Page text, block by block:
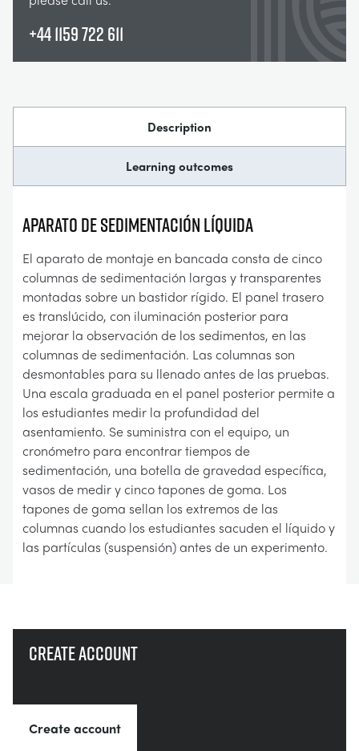
+44 1159 722 611
Description
Learning outcomes
APARATO DE SEDIMENTACIÓN LÍQUIDA
El aparato de montaje en bancada consta de cinco
columnas de sedimentación largas y transparentes
montadas sobre un bastidor rígido. El panel trasero
es translúcido, con iluminación posterior para
mejorar la observación de los sedimentos, en las
columnas de sedimentación. Las columnas son
desmontables para su llenado antes de las pruebas.
Una escala graduada en el panel posterior permite a
los estudiantes medir la profundidad del
asentamiento. Se suministra con el equipo, un
cronómetro para encontrar tiempos de
sedimentación, una botella de gravedad específica,
vasos de medir y cinco tapones de goma. Los
tapones de goma sellan los extremos de las
columnas cuando los estudiantes sacuden el líquido y
las partículas (suspensión) antes de un experimento.
Create account
Create account